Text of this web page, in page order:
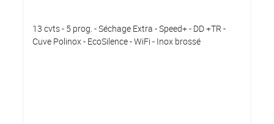
13 cvts - 5 prog. - Séchage Extra - Speed+ - DD +TR -
Cuve Polinox - EcoSilence - WiFi - Inox brossé